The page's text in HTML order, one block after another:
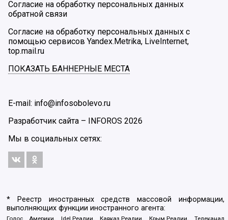
Согласие на обработку персональных данных
обратной связи
Согласие на обработку персональных данных с
помощью сервисов Yandex.Metrika, LiveInternet,
top.mail.ru
ПОКАЗАТЬ БАННЕРНЫЕ МЕСТА
E-mail: info@infosobolevo.ru
Разработчик сайта – INFOROS 2026
Мы в социальных сетях:
* Реестр иностранных средств массовой информации,
выполняющих функции иностранного агента: